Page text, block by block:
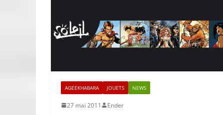
AGEEKHABARA JOUETS NEWS
27 mai 2011 Ender